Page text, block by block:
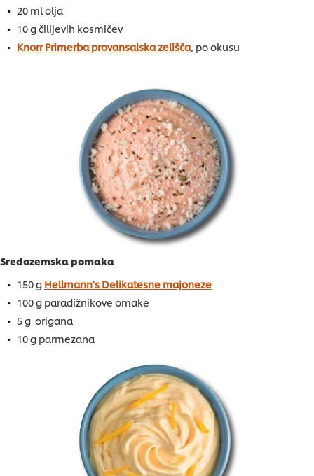
20 ml olja
10 g čilijevih kosmičev
Knorr Primerba provansalska zelišča , po okusu
Sredozemska pomaka
150 g Hellmann's Delikatesne majoneze
100 g paradižnikove omake
5 g origana
10 g parmezana